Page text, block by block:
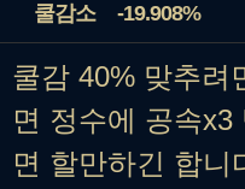
쿨감소
-19.908%
쿨감 40% 맞추려
면 정수에 공속
면 할만하긴 합니